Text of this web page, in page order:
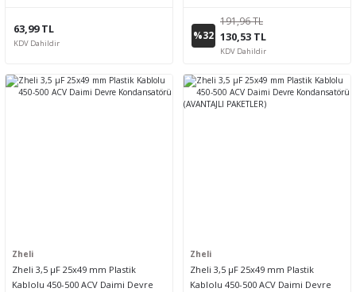
63,99 TL
KDV Dahildir
%32
191,96 TL
130,53 TL
KDV Dahildir
Zheli
Zheli 3,5 µF 25x49 mm Plastik
Kablolu 450-500 ACV Daimi Devre
Zheli
Zheli 3,5 µF 25x49 mm Plastik
Kablolu 450-500 ACV Daimi Devre